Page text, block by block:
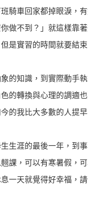
騎車回家都掉眼淚，
做不到？」就這樣靠
是實習的時間就要結束
的知識，到實際動手
的轉換與心理的調適
的我比大多數的人提
生涯的最後一年，到
課，可以有寒暑假，
一天就覺得好幸福，